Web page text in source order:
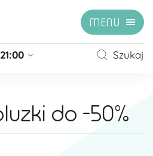
MENU
zamknięte
10:00 - 20:00
Szukaj
do -50%